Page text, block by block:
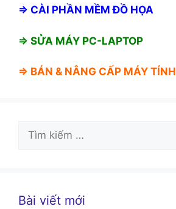
⇒ CÀI PHẦN MỀM ĐỒ HỌA
⇒ SỬA MÁY PC-LAPTOP
⇒ BÁN & NÂNG CẤP MÁY TÍNH
Tìm
Bài viết mới